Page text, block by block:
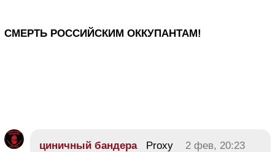
СМЕРТЬ РОССИЙСКИМ ОККУПАНТАМ!
циничный бандераProxy
2 фев, 20:23